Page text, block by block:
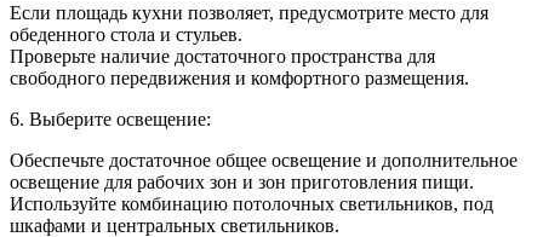
Если площадь кухни позволяет, предусмотрите место для
обеденного стола и стульев.
Проверьте наличие достаточного пространства для
свободного передвижения и комфортного размещения.
6. Выберите освещение:
Обеспечьте достаточное общее освещение и дополнительное
освещение для рабочих зон и зон приготовления пищи.
Используйте комбинацию потолочных светильников, под
шкафами и центральных светильников.